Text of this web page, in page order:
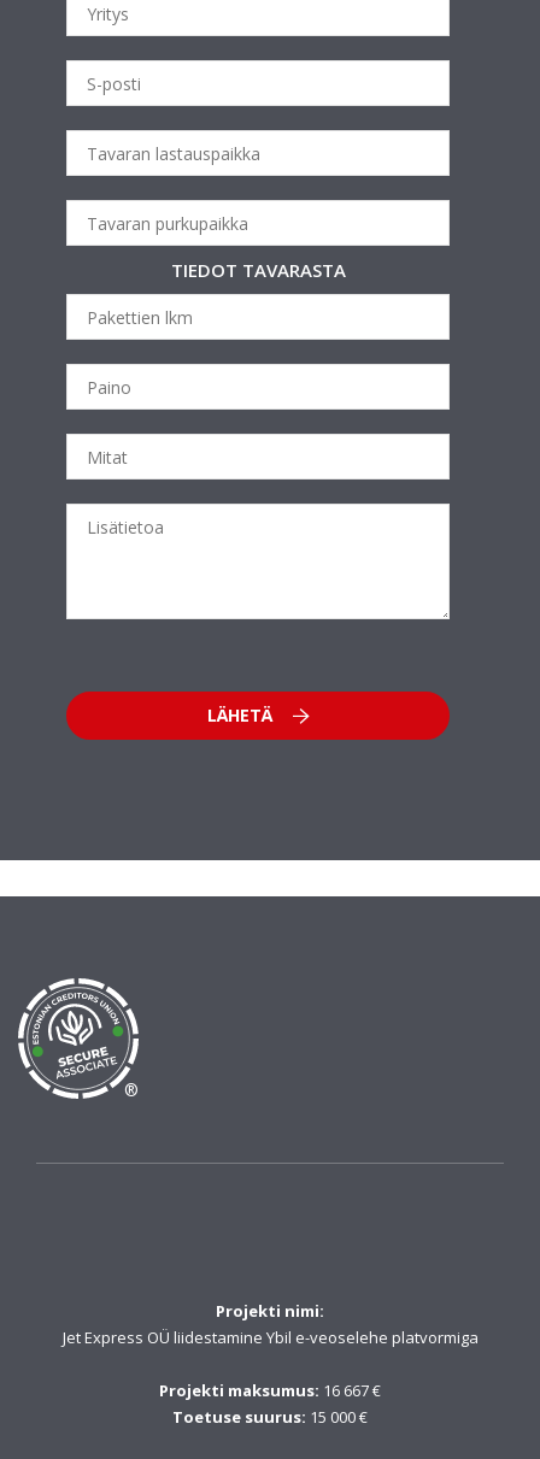
TIEDOT TAVARASTA
LÄHETÄ
®
Projekti nimi:
Jet Express OÜ liidestamine Ybil e-veoselehe platvormiga
Projekti maksumus: 16 667 €
Toetuse suurus: 15 000 €